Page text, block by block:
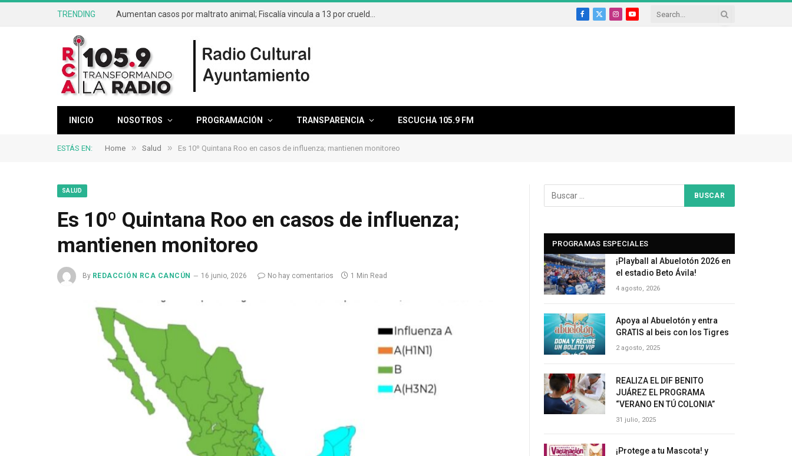
TRENDING
Facebook
X
InstagramYouTube
INICIO NOSOTROS PROGRAMACIÓN TRANSPARENCIA ESCUCHA 105.9 FM
ESTÁS EN: Home » Salud » Es 10º Quintana Roo en casos de influenza; mantienen monitoreo
SALUD
Es 10º Quintana Roo en casos de influenza;
mantienen monitoreo
By REDACCIÓN RCA CANCÚN 16 junio, 2026 No hay comentarios 1 Min Read
PROGRAMAS ESPECIALES
¡Playball al Abuelotón 2026 en
el estadio Beto Ávila!
4 agosto, 2026
Apoya al Abuelotón y entra
GRATIS al beis con los Tigres
2 agosto, 2025
REALIZA EL DIF BENITO
JUÁREZ EL PROGRAMA
“VERANO EN TÚ COLONIA”
31 julio, 2025
¡Protege a tu Mascota! y